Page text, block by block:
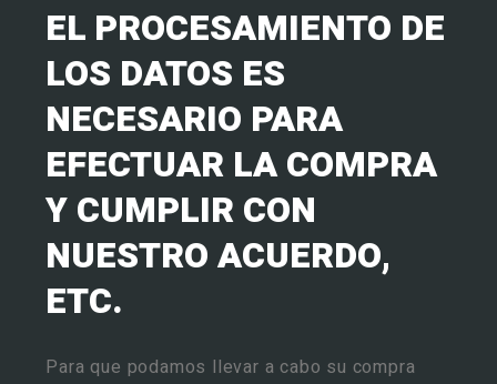
EL PROCESAMIENTO DE
LOS DATOS ES
NECESARIO PARA
EFECTUAR LA COMPRA
Y CUMPLIR CON
NUESTRO ACUERDO,
ETC.
Para que podamos llevar a cabo su compra